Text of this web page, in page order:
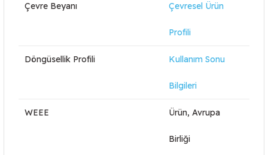
Çevre Beyanı Çevresel Ürün
Profili
Döngüsellik Profili Kullanım Sonu
Bilgileri
WEEE Ürün, Avrupa
Birliği